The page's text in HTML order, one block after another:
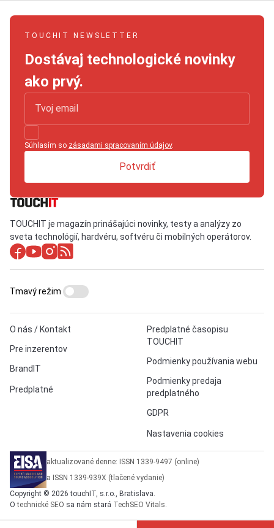
TOUCHIT NEWSLETTER
Dostávaj technologické novinky
ako prvý.
Súhlasím so zásadami spracovaním údajov.
Potvrdiť
TOUCHIT je magazín prinášajúci novinky, testy a analýzy zo
sveta technológií, hardvéru, softvéru či mobilných operátorov.
O nás / Kontakt
Pre inzerentov
BrandIT
Predplatné
Predplatné časopisu
TOUCHIT
Podmienky používania webu
Podmienky predaja
predplatného
GDPR
Nastavenia cookies
Tmavý režim
aktualizované denne: ISSN 1339-9497 (online)
a ISSN 1339-939X (tlačené vydanie)
Copyright © 2026 touchIT, s.r.o., Bratislava.
Otechnické SEO sa nám stará TechSEO Vitals.